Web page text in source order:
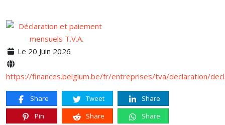
Le 20 Juin 2026
https://finances.belgium.be/fr/entreprises/tva/declaration/
Share Tweet
Share
Pin
Share
Share